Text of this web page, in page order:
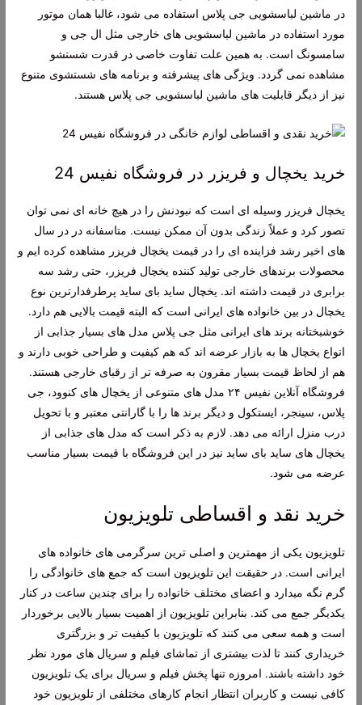
در ماشین لباسشویی جی پلاس استفاده می شود، غالبا همان موتور
مورد استفاده در ماشین لباسشویی های خارجی مثل ال جی و
سامسونگ است. به همین علت تفاوت خاصی در قدرت شستشو
مشاهده نمی گردد. ویژگی های پیشرفته و برنامه های شستشوی متنوع
نیز از دیگر قابلیت های ماشین لباسشویی جی پلاس هستند.
خرید یخچال و فریزر در فروشگاه نفیس 24
یخچال فریزر وسیله ای است که نبودنش را در هیچ خانه ای نمی توان
تصور کرد و عملاً زندگی بدون آن ممکن نیست. متاسفانه در در سال
های اخیر رشد فزاینده ای را در قیمت یخچال فریزر مشاهده کرده ایم و
محصولات برندهای خارجی تولید کننده یخچال فریزر، حتی رشد سه
برابری در قیمت داشته اند. یخچال ساید بای ساید پرطرفدارترین نوع
یخچال در بین خانواده های ایرانی است که البته قیمت بالایی هم دارد.
خوشبختانه برند های ایرانی مثل جی پلاس مدل های بسیار جذابی از
انواع یخچال ها به بازار عرضه اند که هم کیفیت و طراحی خوبی دارند و
هم از لحاظ قیمت بسیار مقرون به صرفه تر از رقبای خارجی هستند.
فروشگاه آنلاین نفیس ۲۴ مدل های متنوعی از یخچال های کنوود، جی
پلاس، سینجر، ایستکول و دیگر برند ها را با گارانتی معتبر و با تحویل
درب منزل ارائه می دهد. لازم به ذکر است که مدل های جذابی از
یخچال های ساید بای ساید نیز در این فروشگاه با قیمت بسیار مناسب
عرضه می شود.
خرید نقد و اقساطی تلویزیون
تلویزیون یکی از مهمترین و اصلی ترین سرگرمی های خانواده های
ایرانی است. در حقیقت این تلویزیون است که جمع های خانوادگی را
گرم نگه میدارد و اعضای مختلف خانواده را برای چندین ساعت در کنار
یکدیگر جمع می کند. بنابراین تلویزیون از اهمیت بسیار بالایی برخوردار
است و همه سعی می کنند که تلویزیون با کیفیت تر و بزرگتری
خریداری کنند تا لذت بیشتری از تماشای فیلم و سریال های مورد نظر
خود داشته باشند. امروزه تنها پخش فیلم و سریال برای یک تلویزیون
کافی نیست و کاربران انتظار انجام کارهای مختلفی از تلویزیون خود